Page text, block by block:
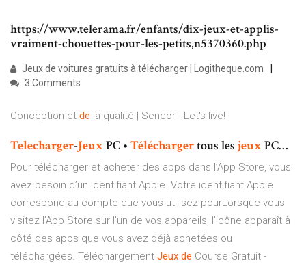
https://www.telerama.fr/enfants/dix-jeux-et-applis-
vraiment-chouettes-pour-les-petits,n5370360.php
Jeux de voitures gratuits à télécharger | Logitheque.com
3 Comments
Conception et de la qualité | Sencor - Let's live!
Telecharger-Jeux PC • Téléchargertous les jeux PC…
Pour télécharger et acheter des apps dans l’App Store, vous
avez besoin d’un identifiant Apple. Votre identifiant Apple
correspond au compte que vous utilisez pourLorsque vous
visitez l’App Store sur l’un de vos appareils, l’icône apparaît à
côté des apps que vous avez déjà achetées ou
téléchargées. Téléchargement Jeux de Course Gratuit -